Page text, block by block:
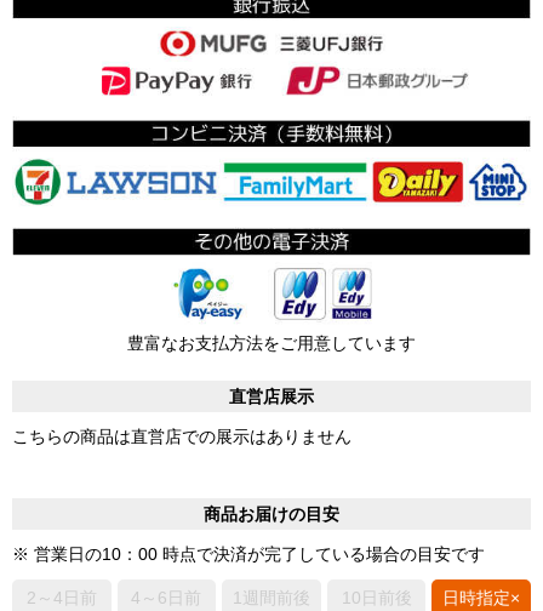
豊富なお支払方法をご用意しています
直営店展示
こちらの商品は直営店での展示はありません
商品お届けの目安
※ 営業日の10：00 時点で決済が完了している場合の目安です
2～4日前
4～6日前
1週間前後 10日前後 日時指定×